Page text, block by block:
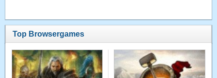
Top Browsergames